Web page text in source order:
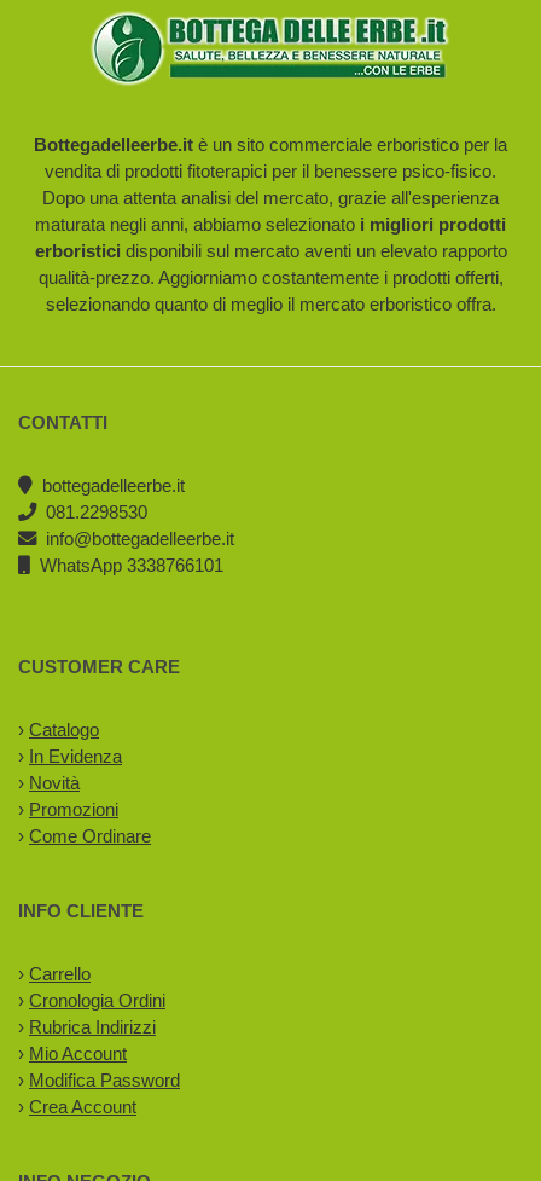
Bottegadelleerbe.it è un sito commerciale erboristico per la
vendita di prodotti fitoterapici per il benessere psico-fisico.
Dopo una attenta analisi del mercato, grazie all'esperienza
maturata negli anni, abbiamo selezionato i migliori prodotti
erboristici disponibili sul mercato aventi un elevato rapporto
qualità-prezzo. Aggiorniamo costantemente i prodotti offerti,
selezionando quanto di meglio il mercato erboristico offra.
CONTATTI
bottegadelleerbe.it
081.2298530
info@bottegadelleerbe.it
WhatsApp 3338766101
CUSTOMER CARE
› Catalogo
› In Evidenza
› Novità
› Promozioni
› Come Ordinare
INFO CLIENTE
› Carrello
› Cronologia Ordini
› Rubrica Indirizzi
› Mio Account
› Modifica Password
› Crea Account